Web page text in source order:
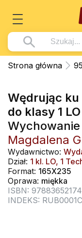
Książki
Wszystko z
Pismo Święte
Kościół Katolicki
Duszpasterstwo
Teologia
Życie
Duchowość
Literatura piękna
Wszystko z
DVD
CD-ROM
Muzyka
Rekolekcje i inne na
Śpiew i modlitwa
Muzyka klasyczna
Dla Dzieci
Wszystko z
Literatura (D)
Płyty, DVD (D)
Podręczniki i
Podręczniki
Wszystko z
Podręczniki i
Zabawa i Nauka
Nowości
Zaloguj się
Strona główna
Wędrując ku
do klasy 1 LO
Magdalena
Wydawnictwo:
Dział: 1 kl. LO, 1
Format: 165X235
Oprawa: miękka
ISBN:
INDEKS: